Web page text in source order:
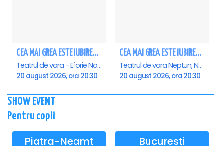
CEA MAI GREA ESTE IUBIREA - Eforie Nord
Teatrul de vara - Eforie Nord, Eforie-Nord
20 august 2026, ora 20:30
CEA MAI GREA ESTE IUBIREA - Neptun
Teatrul de vara Neptun, Neptun
20 august 2026, ora 20:30
SHOW EVENT
Pentru copii
Piatra-Neamt Bucuresti